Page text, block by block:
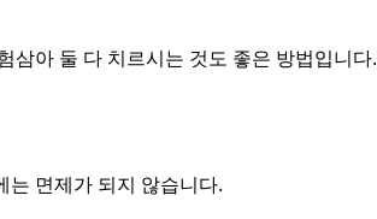
삼아 둘 다 치르시는 것도 좋은 방법입니다.
는 면제가 되지 않습니다.